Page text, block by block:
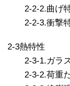
2-2-2.曲げ
2-2-3.衝撃
2-3熱特性
2-3-1.ガラス
2-3-2.荷重た